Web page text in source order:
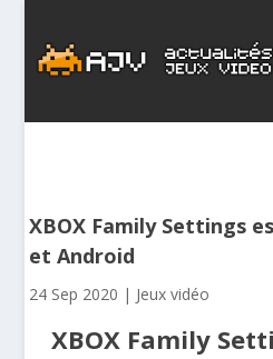
XBOX Family Settings
et Android
24 Sep 2020 | Jeux vidéo
XBOX Family